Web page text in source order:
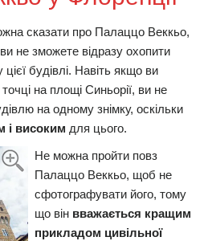
cказати про Палаццо Веккьо,
не зможете відразу охопити
цієї будівлі. Навіть якщо ви
на площі Синьорії, ви не
на одному знімку, оскільки
і високим для цього.
Не можна пройти повз
Палаццо Веккьо, щоб не
сфотографувати його, тому
що він вважається кращим
прикладом цивільної